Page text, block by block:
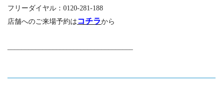
フリーダイヤル：0120-281-188
店舗へのご来場予約は コチラから